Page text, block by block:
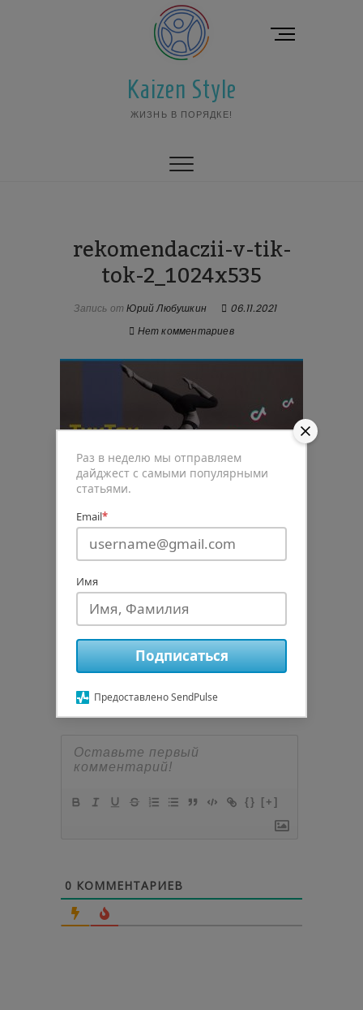
Kaizen Style
ЖИЗНЬ В ПОРЯДКЕ!
К
rekomendaczii-v-tik-
tok-2_1024x535
Запись от Юрий Любушкин
06.11.2021
Нет комментариев
0
Подписаться
авторизуйтесь
{} [+]
0 КОММЕНТАРИЕВ
Раз в неделю мы отправляем
дайджест с самыми популярными
статьями.
Email*
Имя
Подписаться
Предоставлено SendPulse